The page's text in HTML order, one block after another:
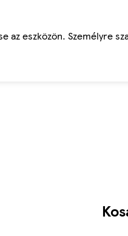
az eszközön. Személyre